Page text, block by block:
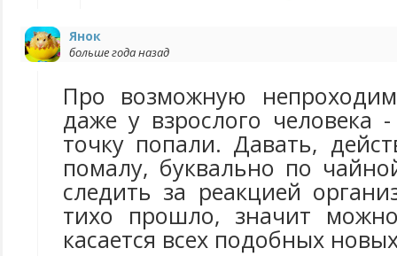
Янок
больше года назад
Про возможную
даже у взрослого
точку попали. Давать,
помалу, буквально по
следить за реакцией
тихо прошло, значит
касается всех подобных